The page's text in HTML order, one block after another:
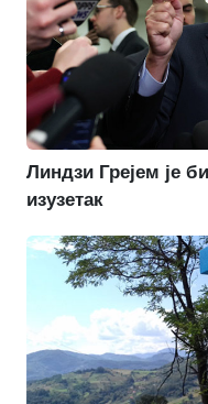
Линдзи Грејем је
изузетак